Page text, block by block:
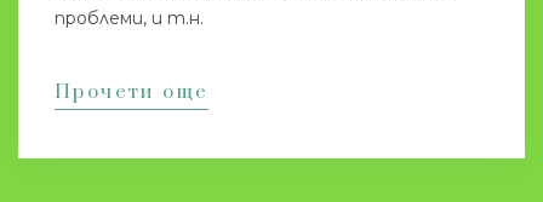
проблеми, и т.н.
Прочети още